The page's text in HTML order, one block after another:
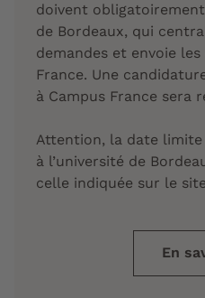
doivent
de Bordeaux, qui
demandes et envoie
France. Une
à Campus France sera
Attention, la date
à l’université de
celle indiquée sur le
En